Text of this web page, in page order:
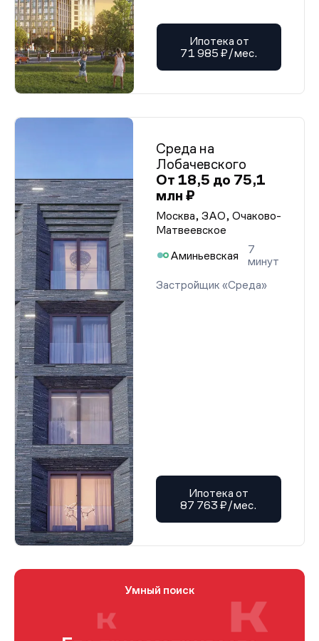
Ипотека от
71 985 ₽/мес.
Среда на
Лобачевского
От 18,5 до 75,1
млн ₽
Москва, ЗАО, Очаково-
Матвеевское
Аминьевская
7
минут
Застройщик «Среда»
Ипотека от
87 763 ₽/мес.
Умный поиск